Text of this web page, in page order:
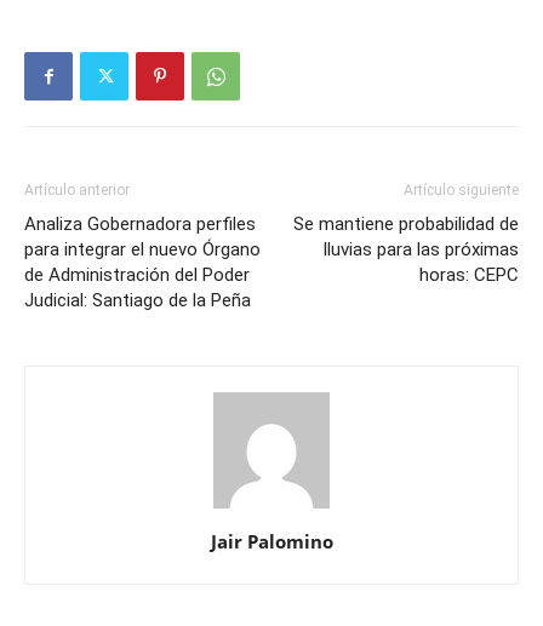
Artículo anterior
Analiza Gobernadora perfiles
para integrar el nuevo Órgano
de Administración del Poder
Judicial: Santiago de la Peña
Artículo siguiente
Se mantiene probabilidad de
lluvias para las próximas
horas: CEPC
Jair Palomino